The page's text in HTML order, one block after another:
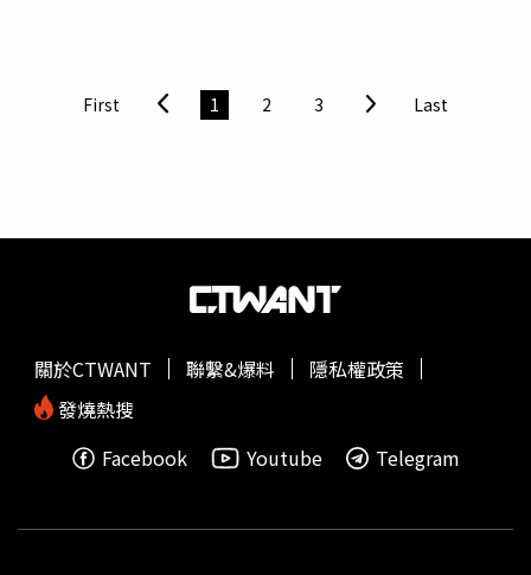
「運動量大，美食照吃不誤」。張秀卿宣布邀來「婆媽男
神」李子森擔任演唱會嘉賓。（圖／李子森提供）此外，嘉
心表示兩人終於如願合體，演出定會爆出燦爛煙火。李子森
賓有些緊張，但興奮之情溢於言表，請歌迷拭目以待這場充
滿溫度的視聽盛宴。近日適逢母親節，張秀卿特別分享在夢
在為她打氣。這場夢境讓她淚水潰堤，卻也獲得了滿滿的力
量，加上此次演唱會曲目換新達八成，並將補足去年遺珠，
First 1 2 3 Last
關於CTWANT 聯繫&爆料
隱私權政策
發燒熱搜
Facebook
Youtube Telegram